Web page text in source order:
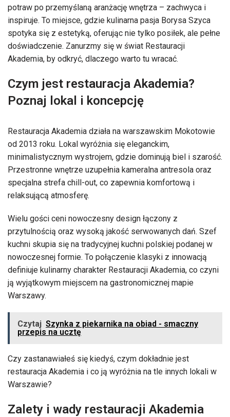
potraw po przemyślaną aranżację wnętrza – zachwyca i
inspiruje. To miejsce, gdzie kulinarna pasja Borysa Szyca
spotyka się z estetyką, oferując nie tylko posiłek, ale pełne
doświadczenie. Zanurzmy się w świat Restauracji
Akademia, by odkryć, dlaczego warto tu wracać.
Czym jest restauracja Akademia?
Poznaj lokal i koncepcję
Restauracja Akademia działa na warszawskim Mokotowie
od 2013 roku. Lokal wyróżnia się eleganckim,
minimalistycznym wystrojem, gdzie dominują biel i szarość.
Przestronne wnętrze uzupełnia kameralna antresola oraz
specjalna strefa chill-out, co zapewnia komfortową i
relaksującą atmosferę.
Wielu gości ceni nowoczesny design łączony z
przytulnością oraz wysoką jakość serwowanych dań. Szef
kuchni skupia się na tradycyjnej kuchni polskiej podanej w
nowoczesnej formie. To połączenie klasyki z innowacją
definiuje kulinarny charakter Restauracji Akademia, co czyni
ją wyjątkowym miejscem na gastronomicznej mapie
Warszawy.
Czytaj Szynka z piekarnika na obiad - smaczny
przepis na ucztę
Czy zastanawiałeś się kiedyś, czym dokładnie jest
restauracja Akademia i co ją wyróżnia na tle innych lokali w
Warszawie?
Zalety i wady restauracji Akademia